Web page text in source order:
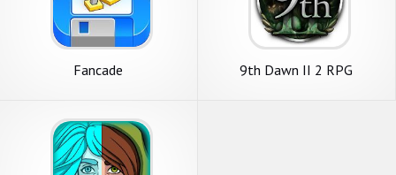
Fancade 9th Dawn II 2 RPG